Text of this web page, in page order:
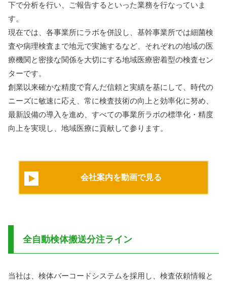
下で分析を行い、ご報告するといった業務を行なっていま
す。
現在では、各事業所にラボを併設し、基幹事業所では細菌検
査や病理検査まで地元で実施するなど、それぞれの地域の医
療機関と密接な関係を大切にする地域医療密着型の検査セン
ターです。
創業以来確かな精度で育んだ信頼と実績を基にして、時代の
ニーズに敏速に応え、常に検査技術の向上と効率化に努め、
最新設備の導入を進め、すべての事業所ラボの標準化・精度
向上を実現し、地域医療に貢献して参ります。
会社案内を動画で見る
全自動検体搬送分注ライン
当社は、検体バーコードシステムを採用し、検査依頼情報と